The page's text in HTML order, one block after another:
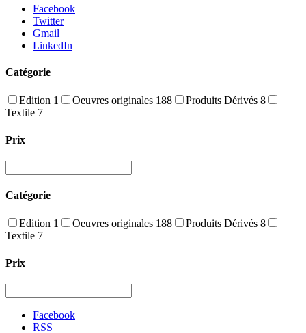
Facebook
Twitter
Gmail
LinkedIn
Catégorie
Edition 1 Oeuvres originales 188 Produits Dérivés 8
Textile 7
Prix
Catégorie
Edition 1 Oeuvres originales 188 Produits Dérivés 8
Textile 7
Prix
Facebook
RSS